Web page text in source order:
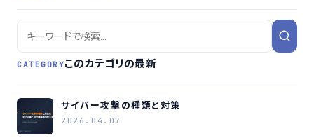
CATEGORYこのカテゴリの最新
サイバー攻撃の種類と対策
2026.04.07